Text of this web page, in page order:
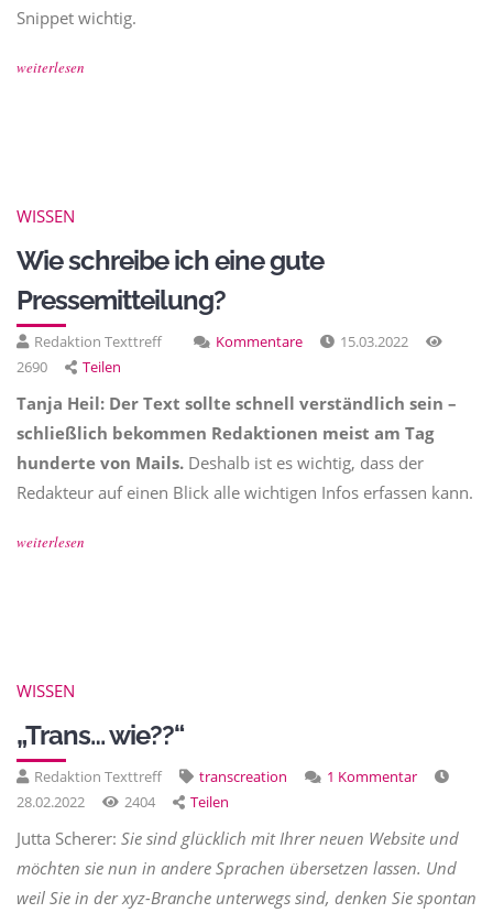
Snippet wichtig.
weiterlesen
WISSEN
Wie schreibe ich eine gute
Pressemitteilung?
Redaktion Texttreff Kommentare
15.03.2022
2690
Teilen
Tanja Heil: Der Text sollte schnell verständlich sein –
schließlich bekommen Redaktionen meist am Tag
hunderte von Mails. Deshalb ist es wichtig, dass der
Redakteur auf einen Blick alle wichtigen Infos erfassen kann.
weiterlesen
WISSEN
„Trans… wie??“
Redaktion Texttreff transcreation
1 Kommentar
28.02.2022
2404 Teilen
Jutta Scherer: Sie sind glücklich mit Ihrer neuen Website und
möchten sie nun in andere Sprachen übersetzen lassen. Und
weil Sie in der xyz-Branche unterwegs sind, denken Sie spontan